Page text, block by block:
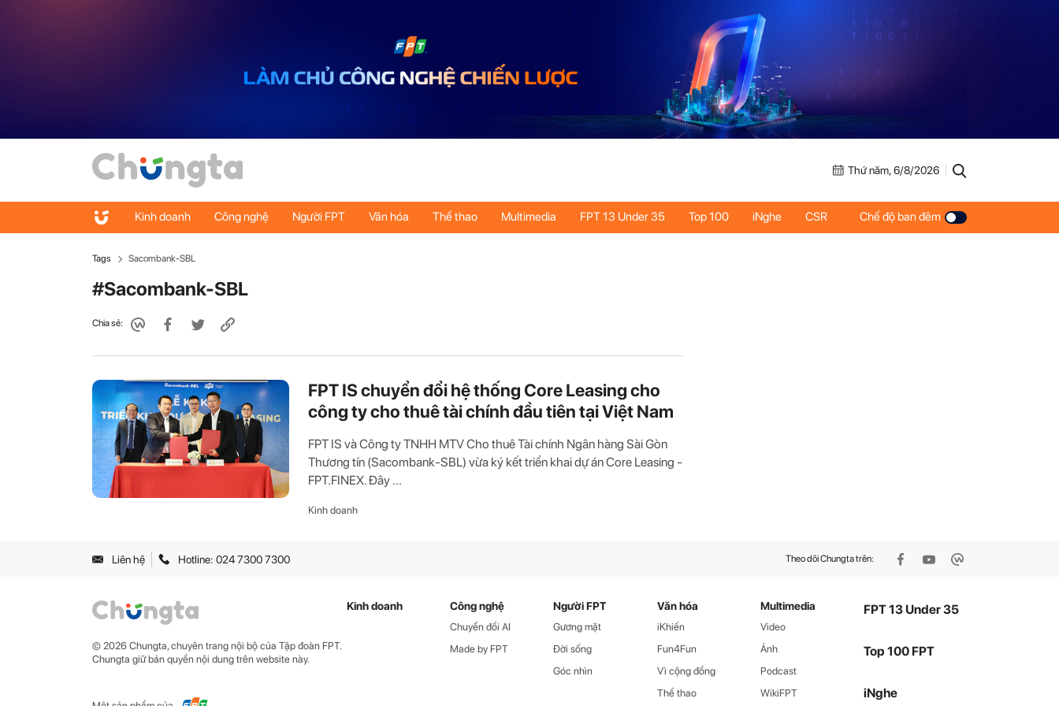
Thứ năm, 6/8/2026
Kinh doanh Công nghệ Người FPT Văn hóa Thể thao Multimedia FPT 13 Under 35 Top 100 iNghe CSR Chế độ ban đêm
Tags Sacombank-SBL
#Sacombank-SBL
Chia sẻ:
FPT IS chuyển đổi hệ thống Core Leasing cho
công ty cho thuê tài chính đầu tiên tại Việt Nam
FPT IS và Công ty TNHH MTV Cho thuê Tài chính Ngân hàng Sài Gòn
Thương tín (Sacombank-SBL) vừa ký kết triển khai dự án Core Leasing -
FPT.FINEX. Đây ...
Kinh doanh
Liên hệ Hotline: 024 7300 7300 Theo dõi Chungta trên:
© 2026 Chungta, chuyên trang nội bộ của Tập đoàn FPT.
Chungta giữ bản quyền nội dung trên website này.
Kinh doanh Công nghệ
Chuyển đổi AI
Made by FPT
Người FPT
Gương mặt
Đời sống
Góc nhìn
Văn hóa
iKhiến
Fun4Fun
Vì cộng đồng
Thể thao
Multimedia
Video
Ảnh
Podcast
WikiFPT
FPT 13 Under 35
Top 100 FPT
iNghe